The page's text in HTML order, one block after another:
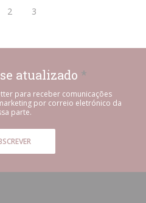
2 3
atualizado *
para receber comunicações
por correio eletrónico da
parte.